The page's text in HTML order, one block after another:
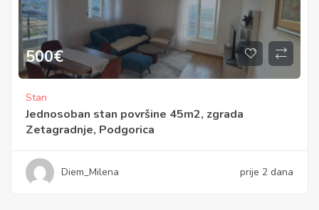
500€
Stan
Jednosoban stan površine 45m2, zgrada
Zetagradnje, Podgorica
Diem_Milena prije 2 dana